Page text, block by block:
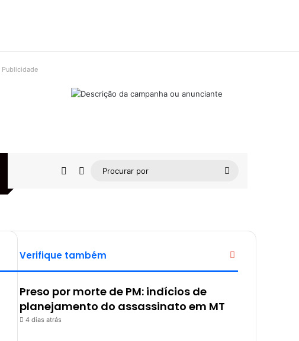
Publicidade
Barra Lateral
Switch skin
Procurar
Verifique também Fechar
Preso por morte de PM: indícios de
planejamento do assassinato em MT
4 dias atrás